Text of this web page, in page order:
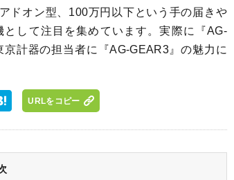
ドオン型、100万円以下という手の届きや
して注目を集めています。実際に『AG-
計器の担当者に『AG-GEAR3』の魅力に
URLをコピー